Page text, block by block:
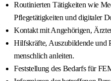
Routinierten Tätigkeiten wie
Pflegetätigkeiten und digitaler
Kontakt mit Angehörigen,
Hilfskräfte, Auszubildende und
menschlich anleiten.
Feststellung des Bedarfs für